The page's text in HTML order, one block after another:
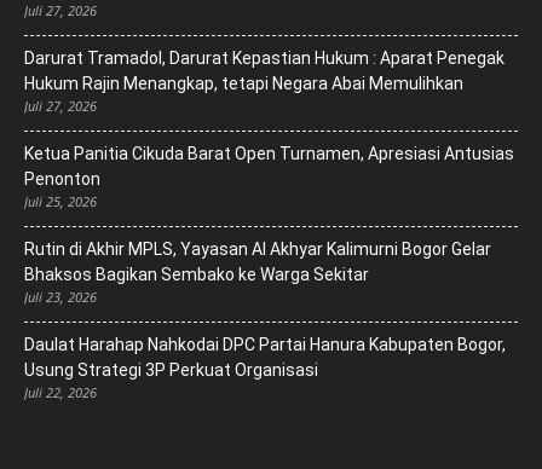
Juli 27, 2026
Darurat Tramadol, Darurat Kepastian Hukum : Aparat Penegak
Hukum Rajin Menangkap, tetapi Negara Abai Memulihkan
Juli 27, 2026
Ketua Panitia Cikuda Barat Open Turnamen, Apresiasi Antusias
Penonton
Juli 25, 2026
Rutin di Akhir MPLS, Yayasan Al Akhyar Kalimurni Bogor Gelar
Bhaksos Bagikan Sembako ke Warga Sekitar
Juli 23, 2026
Daulat Harahap Nahkodai DPC Partai Hanura Kabupaten Bogor,
Usung Strategi 3P Perkuat Organisasi
Juli 22, 2026